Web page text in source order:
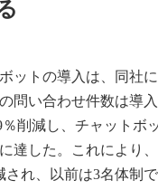
ットの導入は、同社
問い合わせ件数は導
％削減し、チャットボ
達した。これにより
され、以前は3名体制